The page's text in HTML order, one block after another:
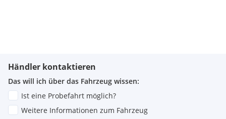
Händler kontaktieren
Das will ich über das Fahrzeug wissen:
Ist eine Probefahrt möglich?
Weitere Informationen zum Fahrzeug